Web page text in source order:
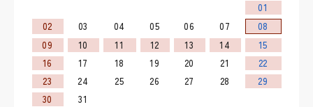
01
02
03 04 05 06 07
08
09
10 11 12 13 14
15
16
17 18 19 20 21
22
23
24 25 26 27 28
29
30
31